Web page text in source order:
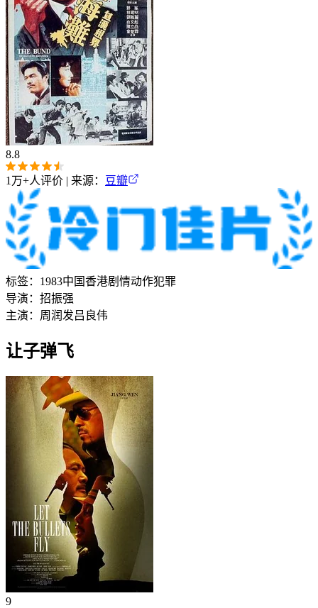
8.8
1万+人评价 | 来源： 豆瓣
标签： 1983中国香港剧情动作犯罪
导演： 招振强
主演： 周润发吕良伟
让子弹飞‎
9